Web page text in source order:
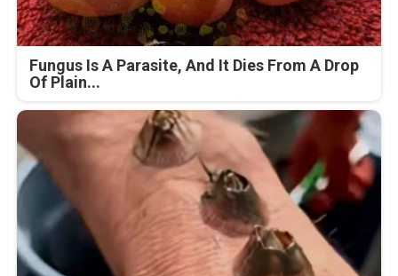
Fungus Is A Parasite, And It Dies From A Drop
Of Plain...